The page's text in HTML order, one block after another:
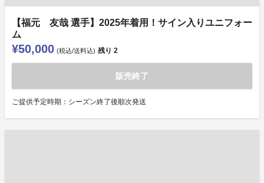
【福元 友哉 選手】2025年着用！サイン入りユニフォー
ム
¥50,000 (税込/送料込) 残り 2
販売終了
ご提供予定時期：シーズン終了後順次発送